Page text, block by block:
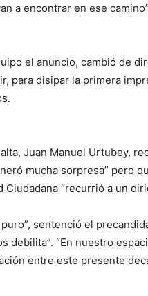
a encontrar en ese
el anuncio, cambió de
para disipar la primera
Juan Manuel Urtubey,
mucha sorpresa” pero
“recurrió a un
sentenció el
debilita”. “En nuestro
entre este presente